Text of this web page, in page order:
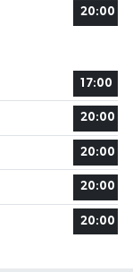
20:00
17:00
20:00
20:00
20:00
20:00